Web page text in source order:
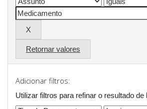
Retornar valores
Adicionar filtros:
Utilizar filtros para refinar o resultado de